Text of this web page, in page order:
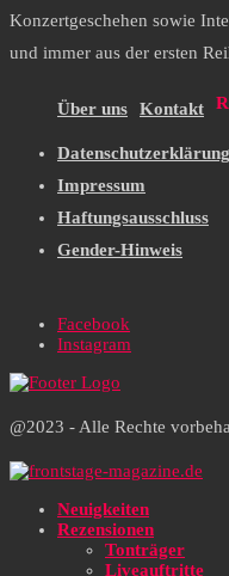
Konzertgeschehen sowie
und immer aus der ersten
Über uns Kontakt
Datenschutzerklärung
Impressum
Haftungsausschluss
Gender-Hinweis
Facebook
Instagram
@2023 - Alle Rechte
Neuigkeiten
Rezensionen
Tonträger
Liveauftritte